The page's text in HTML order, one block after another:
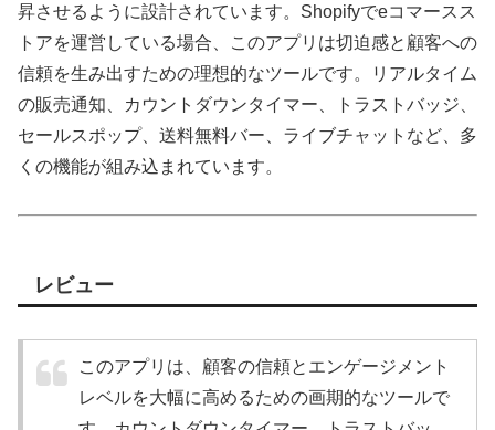
昇させるように設計されています。Shopifyでeコマースス
トアを運営している場合、このアプリは切迫感と顧客への
信頼を生み出すための理想的なツールです。リアルタイム
の販売通知、カウントダウンタイマー、トラストバッジ、
セールスポップ、送料無料バー、ライブチャットなど、多
くの機能が組み込まれています。
レビュー
このアプリは、顧客の信頼とエンゲージメント
レベルを大幅に高めるための画期的なツールで